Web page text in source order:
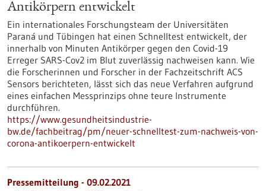
Antikörpern entwickelt
Ein internationales Forschungsteam der Universitäten
Paraná und Tübingen hat einen Schnelltest entwickelt, der
innerhalb von Minuten Antikörper gegen den Covid-19
Erreger SARS-Cov2 im Blut zuverlässig nachweisen kann. Wie
die Forscherinnen und Forscher in der Fachzeitschrift ACS
Sensors berichteten, lässt sich das neue Verfahren aufgrund
eines einfachen Messprinzips ohne teure Instrumente
durchführen.
https://www.gesundheitsindustrie-
bw.de/fachbeitrag/pm/neuer-schnelltest-zum-nachweis-von-
corona-antikoerpern-entwickelt
Pressemitteilung - 09.02.2021